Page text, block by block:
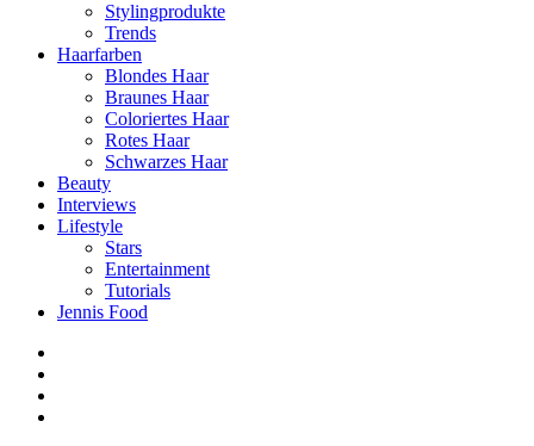
Stylingprodukte
Trends
Haarfarben
Blondes Haar
Braunes Haar
Coloriertes Haar
Rotes Haar
Schwarzes Haar
Beauty
Interviews
Lifestyle
Stars
Entertainment
Tutorials
Jennis Food